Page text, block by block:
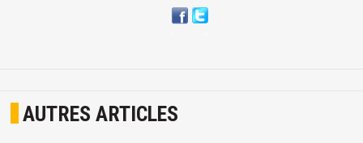
AUTRES ARTICLES